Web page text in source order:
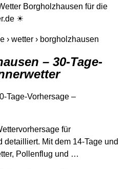
Borgholzhausen für die
☀
› wetter › borgholzhausen
– 30-Tage-
Tage-Vorhersage –
für
Mit dem 14-Tage und
Pollenflug und …